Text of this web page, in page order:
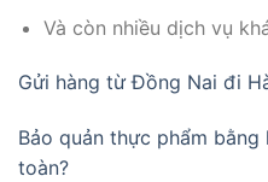
Và còn nhiều dịch vụ
Gửi hàng từ Đồng Nai đi
Bảo quản thực phẩm
toàn?